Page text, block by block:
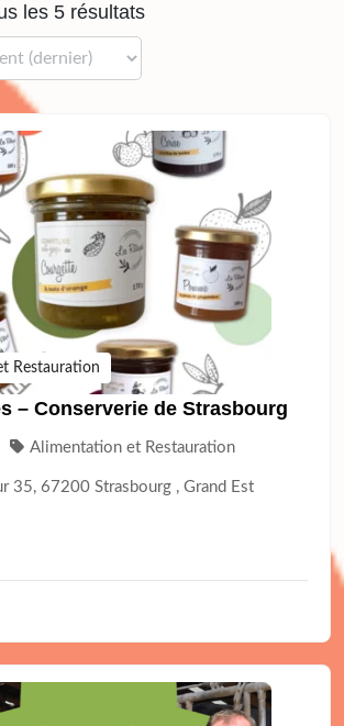
les 5 résultats
Restauration
– Conserverie de Strasbourg
Alimentation et Restauration
35, 67200 Strasbourg , Grand Est